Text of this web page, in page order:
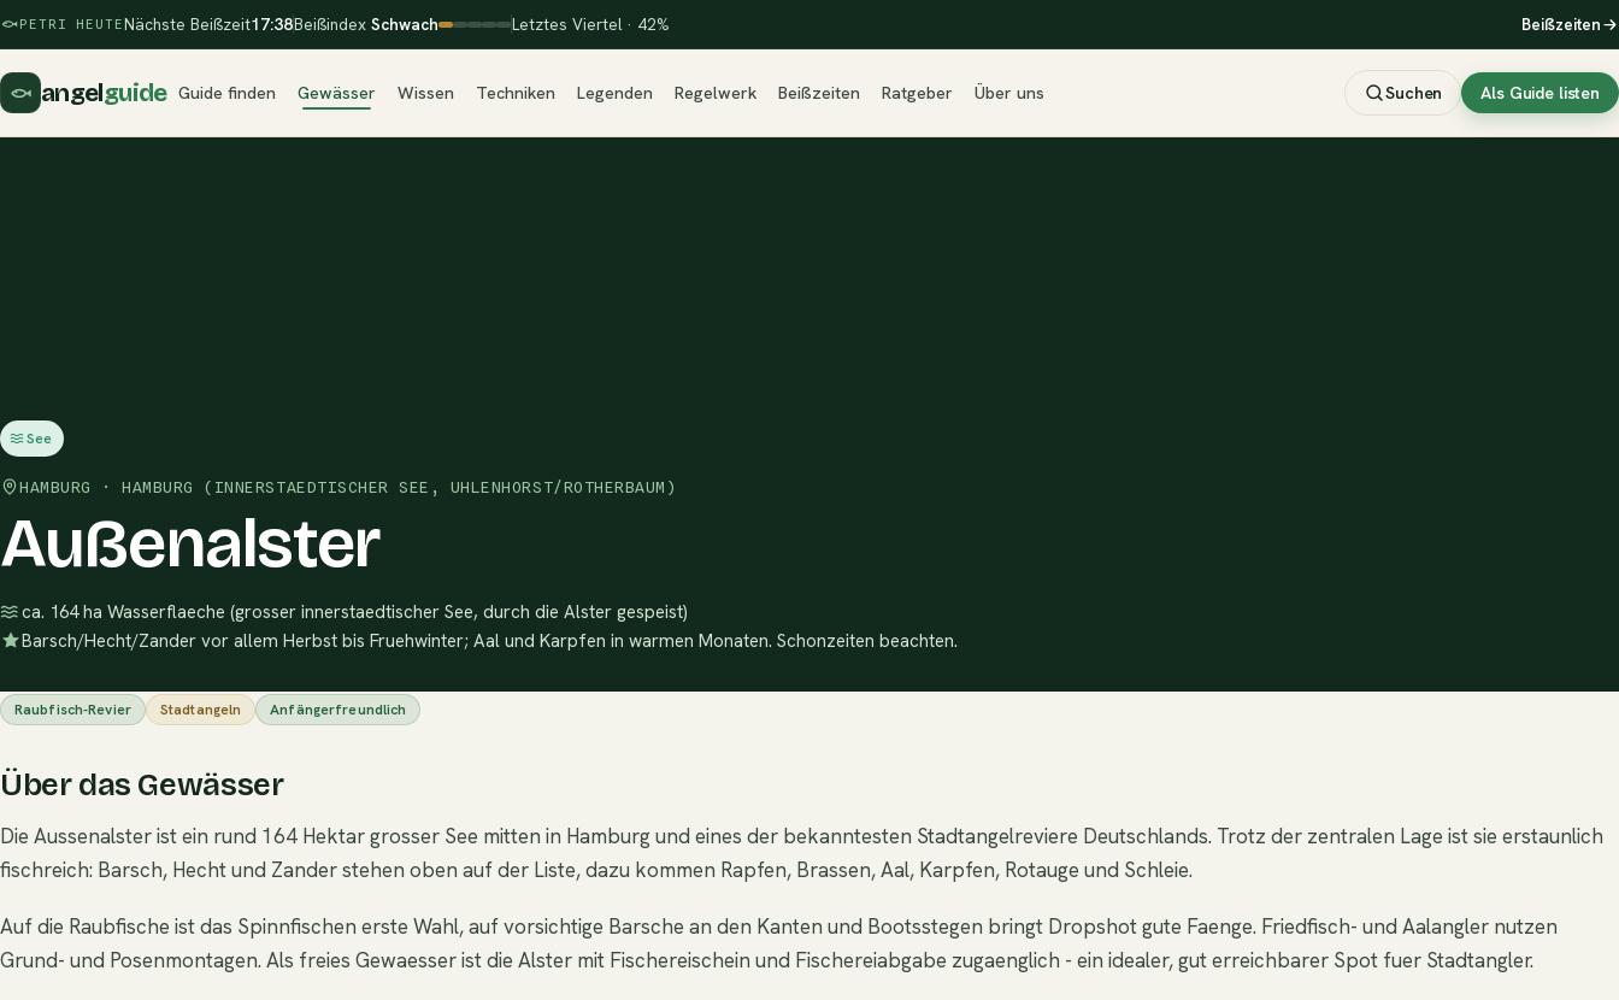
PETRI HEUTENächste Beißzeit17:38Beißindex Schwach Letztes Viertel · 42% Beißzeiten
angelguide Guide finden Gewässer Wissen Techniken Legenden Regelwerk Beißzeiten Ratgeber Über uns Suchen Als Guide listen
See
HAMBURG · HAMBURG (INNERSTAEDTISCHER SEE, UHLENHORST/ROTHERBAUM)
Außenalster
ca. 164 ha Wasserflaeche (grosser innerstaedtischer See, durch die Alster gespeist)
Barsch/Hecht/Zander vor allem Herbst bis Fruehwinter; Aal und Karpfen in warmen Monaten. Schonzeiten beachten.
Raubfisch-Revier Stadtangeln Anfängerfreundlich
Über das Gewässer
Die Aussenalster ist ein rund 164 Hektar grosser See mitten in Hamburg und eines der bekanntesten Stadtangelreviere Deutschlands. Trotz der zentralen Lage ist sie erstaunlich
fischreich: Barsch, Hecht und Zander stehen oben auf der Liste, dazu kommen Rapfen, Brassen, Aal, Karpfen, Rotauge und Schleie.
Auf die Raubfische ist das Spinnfischen erste Wahl, auf vorsichtige Barsche an den Kanten und Bootsstegen bringt Dropshot gute Faenge. Friedfisch- und Aalangler nutzen
Grund- und Posenmontagen. Als freies Gewaesser ist die Alster mit Fischereischein und Fischereiabgabe zugaenglich - ein idealer, gut erreichbarer Spot fuer Stadtangler.